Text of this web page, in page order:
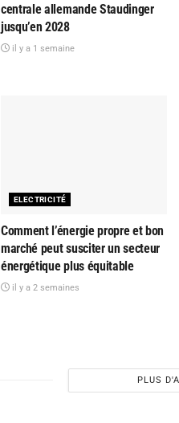
centrale allemande Staudinger
jusqu’en 2028
il y a 1 semaine
ELECTRICITÉ
Comment l’énergie propre et bon
marché peut susciter un secteur
énergétique plus équitable
il y a 2 semaines
PLUS